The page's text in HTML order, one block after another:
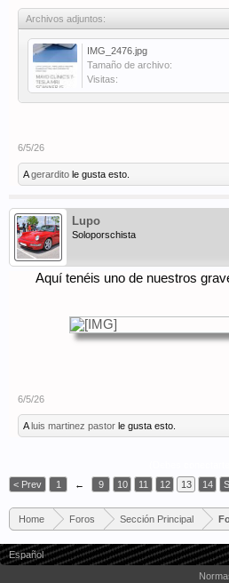
Archivos adjuntos:
IMG_2476.jpg
Tamaño de archivo:
Visitas:
6/5/26
Agerardito le gusta esto.
Lupo
Soloporschista
Aquí tenéis uno de nuestros
6/5/26
Aluis martinez pastor le gusta esto.
< Prev
1 ← 9 10 11 12 13 14
Home Foros Sección Principal
Español